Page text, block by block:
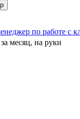
по работе с
за месяц, на руки